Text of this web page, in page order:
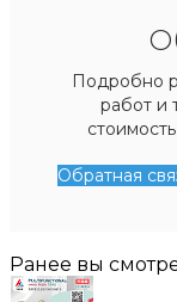
Подробно
работ и
Обратная
Ранее вы